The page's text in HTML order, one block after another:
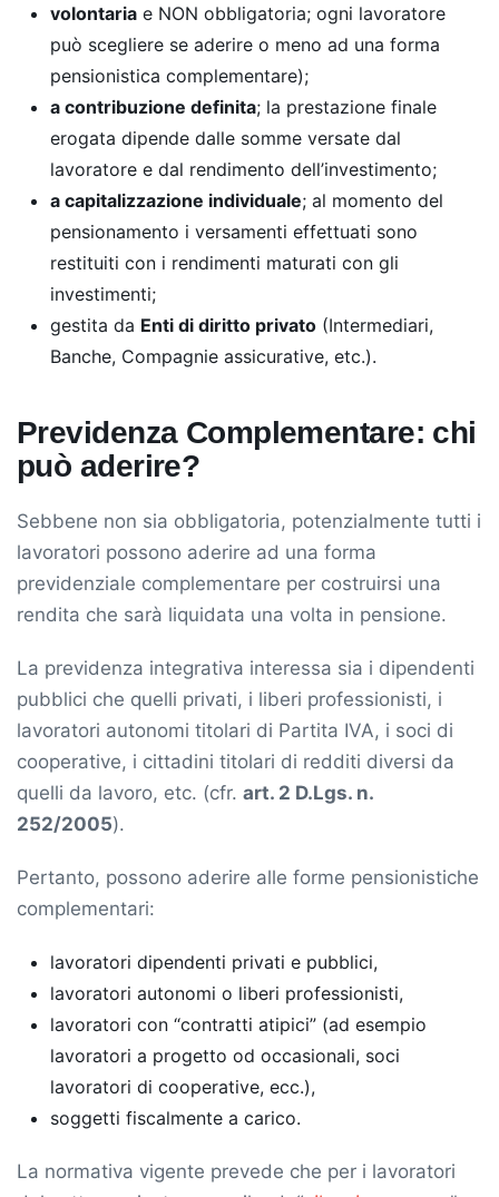
volontaria e NON obbligatoria; ogni lavoratore
può scegliere se aderire o meno ad una forma
pensionistica complementare);
a contribuzione definita; la prestazione finale
erogata dipende dalle somme versate dal
lavoratore e dal rendimento dell’investimento;
a capitalizzazione individuale; al momento del
pensionamento i versamenti effettuati sono
restituiti con i rendimenti maturati con gli
investimenti;
gestita da Enti di diritto privato (Intermediari,
Banche, Compagnie assicurative, etc.).
Previdenza Complementare: chi
può aderire?
Sebbene non sia obbligatoria, potenzialmente tutti i
lavoratori possono aderire ad una forma
previdenziale complementare per costruirsi una
rendita che sarà liquidata una volta in pensione.
La previdenza integrativa interessa sia i dipendenti
pubblici che quelli privati, i liberi professionisti, i
lavoratori autonomi titolari di Partita IVA, i soci di
cooperative, i cittadini titolari di redditi diversi da
quelli da lavoro, etc. (cfr. art. 2 D.Lgs. n.
252/2005).
Pertanto, possono aderire alle forme pensionistiche
complementari:
lavoratori dipendenti privati e pubblici,
lavoratori autonomi o liberi professionisti,
lavoratori con “contratti atipici” (ad esempio
lavoratori a progetto od occasionali, soci
lavoratori di cooperative, ecc.),
soggetti fiscalmente a carico.
La normativa vigente prevede che per i lavoratori